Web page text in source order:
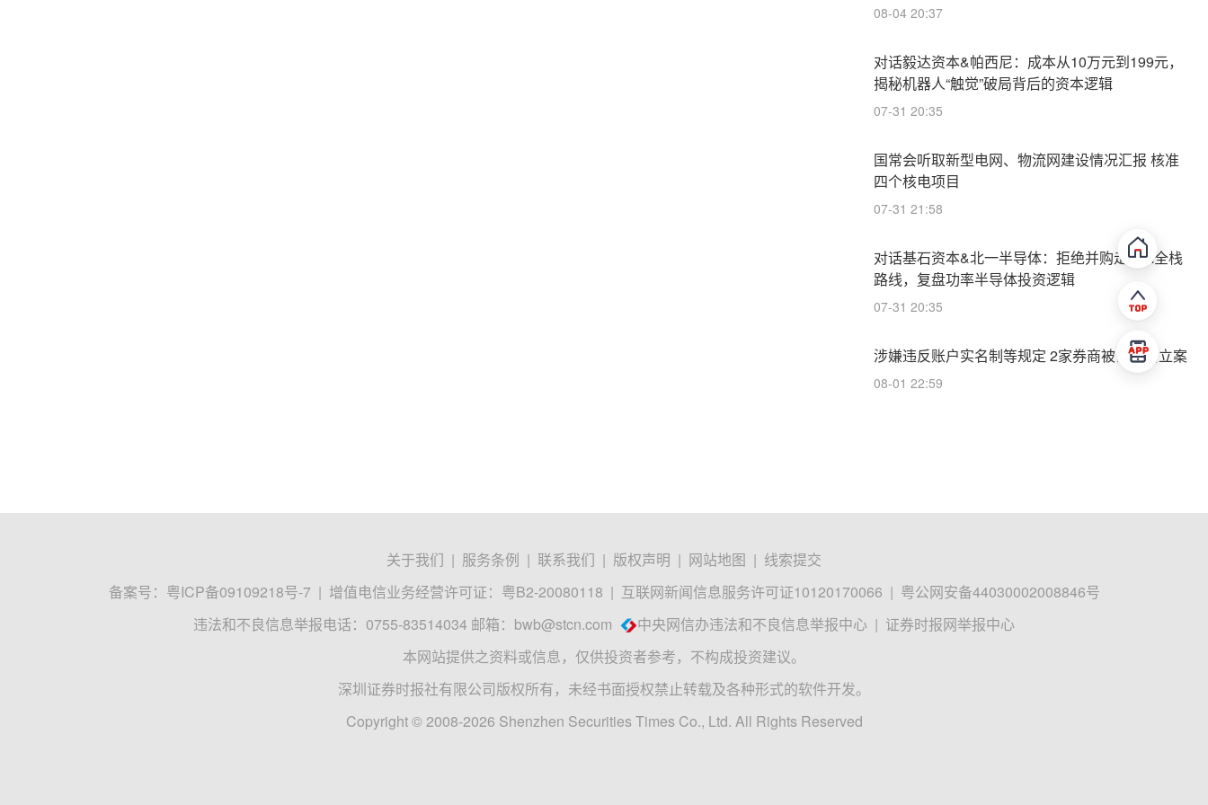
08-04 20:37
对话毅达资本&帕西尼：成本从10万元到199元，
揭秘机器人“触觉”破局背后的资本逻辑
07-31 20:35
国常会听取新型电网、物流网建设情况汇报 核准
四个核电项目
07-31 21:58
对话基石资本&北一半导体：拒绝并购走IDM全栈
路线，复盘功率半导体投资逻辑
07-31 20:35
涉嫌违反账户实名制等规定 2家券商被证监会立案
08-01 22:59
关于我们 | 服务条例 | 联系我们 | 版权声明 | 网站地图 | 线索提交
备案号： 粤ICP备09109218号-7 | 增值电信业务经营许可证：粤B2-20080118 | 互联网新闻信息服务许可证10120170066 | 粤公网安备44030002008846号
违法和不良信息举报电话：0755-83514034 邮箱： bwb@stcn.com 中央网信办违法和不良信息举报中心 | 证券时报网举报中心
本网站提供之资料或信息，仅供投资者参考，不构成投资建议。
深圳证券时报社有限公司版权所有，未经书面授权禁止转载及各种形式的软件开发。
Copyright © 2008-2026 Shenzhen Securities Times Co., Ltd. All Rights Reserved